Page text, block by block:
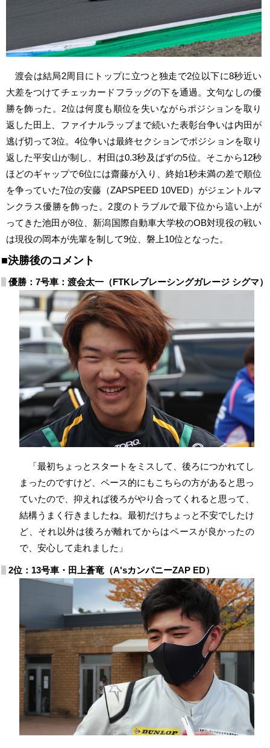
渡会は結局2周目にトップに立つと独走で2位以下に8秒近い
大差をつけてチェッカードフラッグの下を通過。文句なしの優
勝を飾った。2位は何度も順位を失いながらポジションを取り
返した田上、ファイナルラップまで続いた表彰台争いは内田が
逃げ切って3位。4位争いは最終セクションでポジションを取り
返した平安山が制し、村田は0.3秒及ばずの5位。そこから12秒
ほどのギャップで6位には齋藤が入り、終始1秒未満の差で順位
を争っていた7位の安藤（ZAPSPEED 10VED）がジェントルマ
ンクラス優勝を飾った。2度のトラブルで最下位から這い上が
ってきた池田が8位、新潟国際自動車大学校のOB対現役の戦い
は現役の岡本が先輩を制して9位、磐上10位となった。
■決勝後のコメント
優勝：7号車：渡会太一（FTKレブレーシングガレージ シグマ）
「最初ちょっとスタートをミスして、後ろにつかれてし
まったのですけど、ペース的にもこちらの方があると思っ
ていたので、抑えれば後ろがやり合ってくれると思って、
結構うまく行きましたね。最初だけちょっと不安でしたけ
ど、それ以外は後ろが離れてからはペースが良かったの
で、安心して走れました」
2位：13号車・田上蒼竜（A'sカンパニーZAP ED）